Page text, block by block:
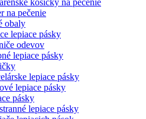
na pečenie
obaly
lepiace pásky
odevov
lepiace pásky
lepiace pásky
lepiace pásky
pásky
lepiace pásky